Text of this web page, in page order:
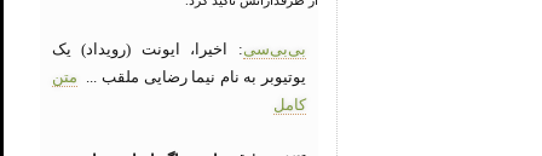
بی‌بی‌سی: اخیرا، ایونت (رویداد) یک
یوتیوبر به نام نیما رضایی ملقب ... متن
کامل